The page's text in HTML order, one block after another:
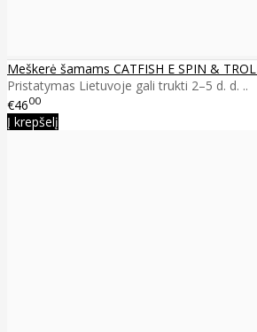
Meškerė šamams CATFISH E SPIN &
Pristatymas Lietuvoje gali trukti 2–5 d. d. ..
€4600
Į krepšelį